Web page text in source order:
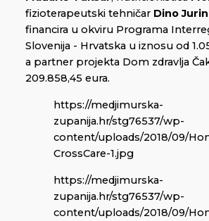
fizioterapeutski tehničar Dino
financira u okviru Programa
Slovenija - Hrvatska u iznosu od
a partner projekta Dom zdravlja
209.858,45 eura.
https://medjimurska-
zupanija.hr/stg76537/wp-
content/uploads/2018/09/
CrossCare-1.jpg
https://medjimurska-
zupanija.hr/stg76537/wp-
content/uploads/2018/09/